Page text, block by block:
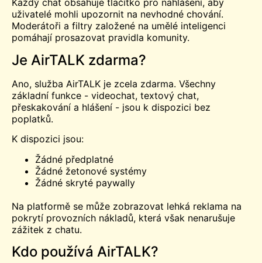
Každý chat obsahuje tlačítko pro nahlášení, aby
uživatelé mohli upozornit na nevhodné chování.
Moderátoři a filtry založené na umělé inteligenci
pomáhají prosazovat pravidla komunity.
Je AirTALK zdarma?
Ano, služba AirTALK je zcela zdarma. Všechny
základní funkce - videochat, textový chat,
přeskakování a hlášení - jsou k dispozici bez
poplatků.
K dispozici jsou:
Žádné předplatné
Žádné žetonové systémy
Žádné skryté paywally
Na platformě se může zobrazovat lehká reklama na
pokrytí provozních nákladů, která však nenarušuje
zážitek z chatu.
Kdo používá AirTALK?